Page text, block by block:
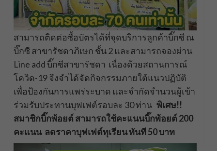
สามารถติดต่อซื้อบัตรได้ที่จุดบริการลูกค้าบิ๊กซี ณ
บิ๊กซี สาขารัชดาภิเษก ชั้น 2 และสามารถจองผ่าน
Line add บิ๊กซีสาขารัชดา เนื่องด้วยสถานการณ์
โควิด-19 จึงจำได้จัดกิจกรรมภายใต้แนวปฏิบัติ
เพื่อป้องกันการแพร่ระบาด และจำกัดจำนวนผู้เข้า
ร่วมรับประทานบุฟเฟต์รอบละ 30 ท่าน พิเศษ!!
สมาชิกบิ๊กพ้อยต์ สามารถใช้คะแนนบิ๊กพ้อยต์ 200
คะแนน ลดราคาบุฟเฟต์ทุเรียน ทันที 50 บาท